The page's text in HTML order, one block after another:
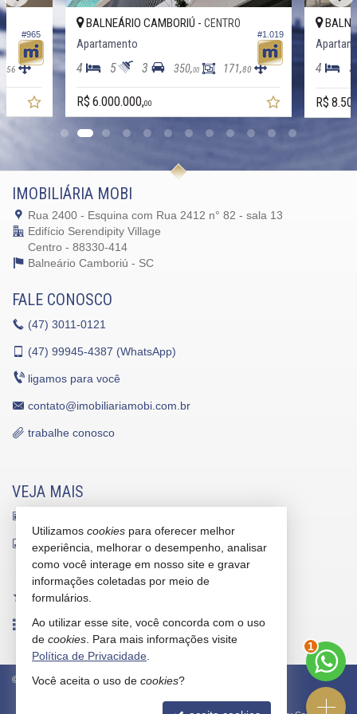
Características do Empreendimento
Sauna
Gerador
Sala de Jogos
Salão de Festas
Cinema
Spa
Espaço Gourmet
Espaço Fitness
Portão Eletrônico
Playground
Brinquedoteca
Pet Care
Quiosque Externo
Piscina Infantil
Bicicletário
Elevador
Mini Mercado
Pìscina Térmica
Sala de Reunião
Entrada para Banhistas
Box de Praia
Lounge
#965
56
#1.019
BALNEÁRIO CAMBORIÚ - CENTRO
Apartamento
4 5 3 350,00 171,80
R$ 6.000.000,00
4 3
R$
IMOBILIÁRIA MOBI
Rua 2400 - Esquina com Rua 2412 n° 82 - sala 13
Edifício Serendipity Village
Centro - 88330-414
Balneário Camboriú - SC
FALE CONOSCO
(47) 3011-0121
(47) 99945-4387 (WhatsApp)
ligamos para você
contato@imobiliariamobi.com.br
trabalhe conosco
VEJA MAIS
indicadores financeiros
cadastre seu imóvel
imóveis favoritos
mapa de imóveis
© 2026 CRECI/SC 5912-J Política de Privacidade
1
Utilizamos cookies para oferecer melhor
experiência, melhorar o desempenho, analisar
como você interage em nosso site e gravar
informações coletadas por meio de
formulários.
Ao utilizar esse site, você concorda com o uso
de cookies . Para mais informações visite
Política de Privacidade
Você aceita o uso de cookies?